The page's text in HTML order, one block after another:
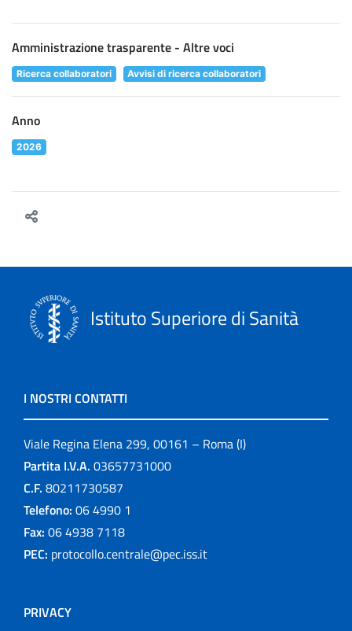
Amministrazione trasparente - Altre voci
Ricerca collaboratori Avvisi di ricerca collaboratori
Anno
2026
Istituto Superiore di Sanità
I NOSTRI CONTATTI
Viale Regina Elena 299, 00161 – Roma (I)
Partita I.V.A. 03657731000
C.F. 80211730587
Telefono: 06 4990 1
Fax: 06 4938 7118
PEC: protocollo.centrale@pec.iss.it
PRIVACY